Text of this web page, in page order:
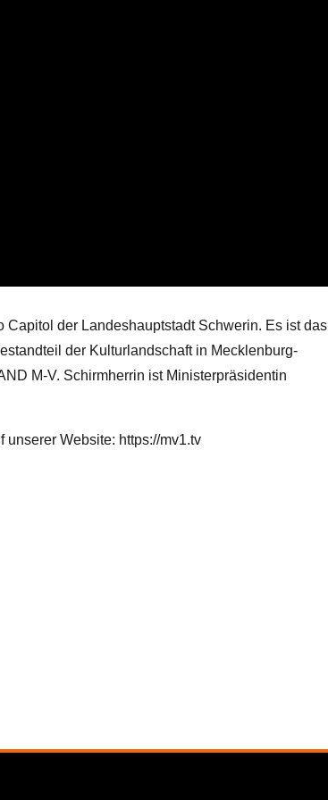
Capitol der Landeshauptstadt Schwerin. Es ist das
der Kulturlandschaft in Mecklenburg-
M-V. Schirmherrin ist Ministerpräsidentin
unserer Website: https://mv1.tv